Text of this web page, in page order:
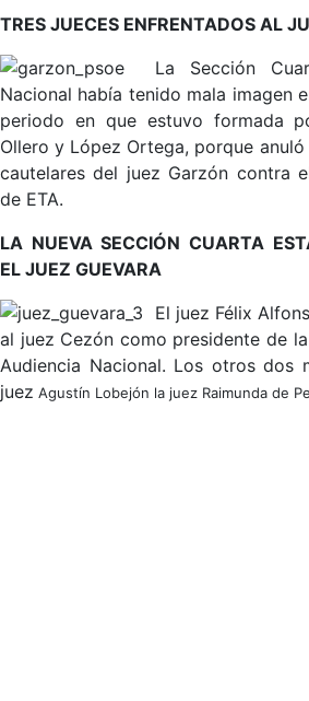
TRES JUECES ENFRENTADOS AL
La Sección
Nacional había tenido mala imagen
periodo en que estuvo formada
Ollero y López Ortega, porque
cautelares del juez Garzón contra
de ETA.
LA NUEVA SECCIÓN CUARTA
EL JUEZ GUEVARA
El juez Félix
al juez Cezón como presidente de
Audiencia Nacional. Los otros dos
juez Agustín Lobejón la juez Raimunda de